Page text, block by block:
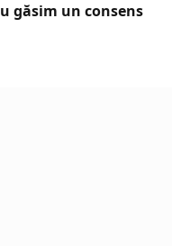
găsim un consens